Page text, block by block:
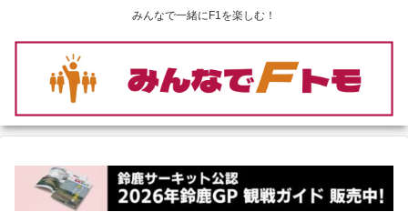
みんなで一緒にF1を楽しむ！